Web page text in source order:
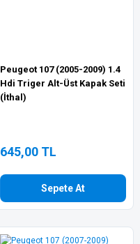
Peugeot 107 (2005-2009) 1.4
Hdi Triger Alt-Üst Kapak Seti
(İthal)
645,00 TL
Sepete At